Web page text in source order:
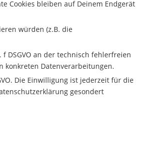
Cookies bleiben auf Deinem Endgerät
würden (z.B. die
DSGVO an der technisch fehlerfreien
konkreten Datenverarbeitungen.
Die Einwilligung ist jederzeit für die
gesondert